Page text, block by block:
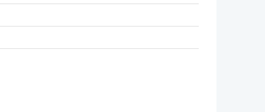
za širjenje
vrednost, tako
Se pravi, da